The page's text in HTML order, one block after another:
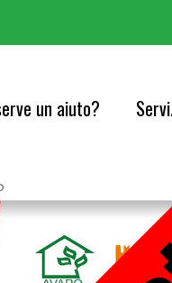
un aiuto?